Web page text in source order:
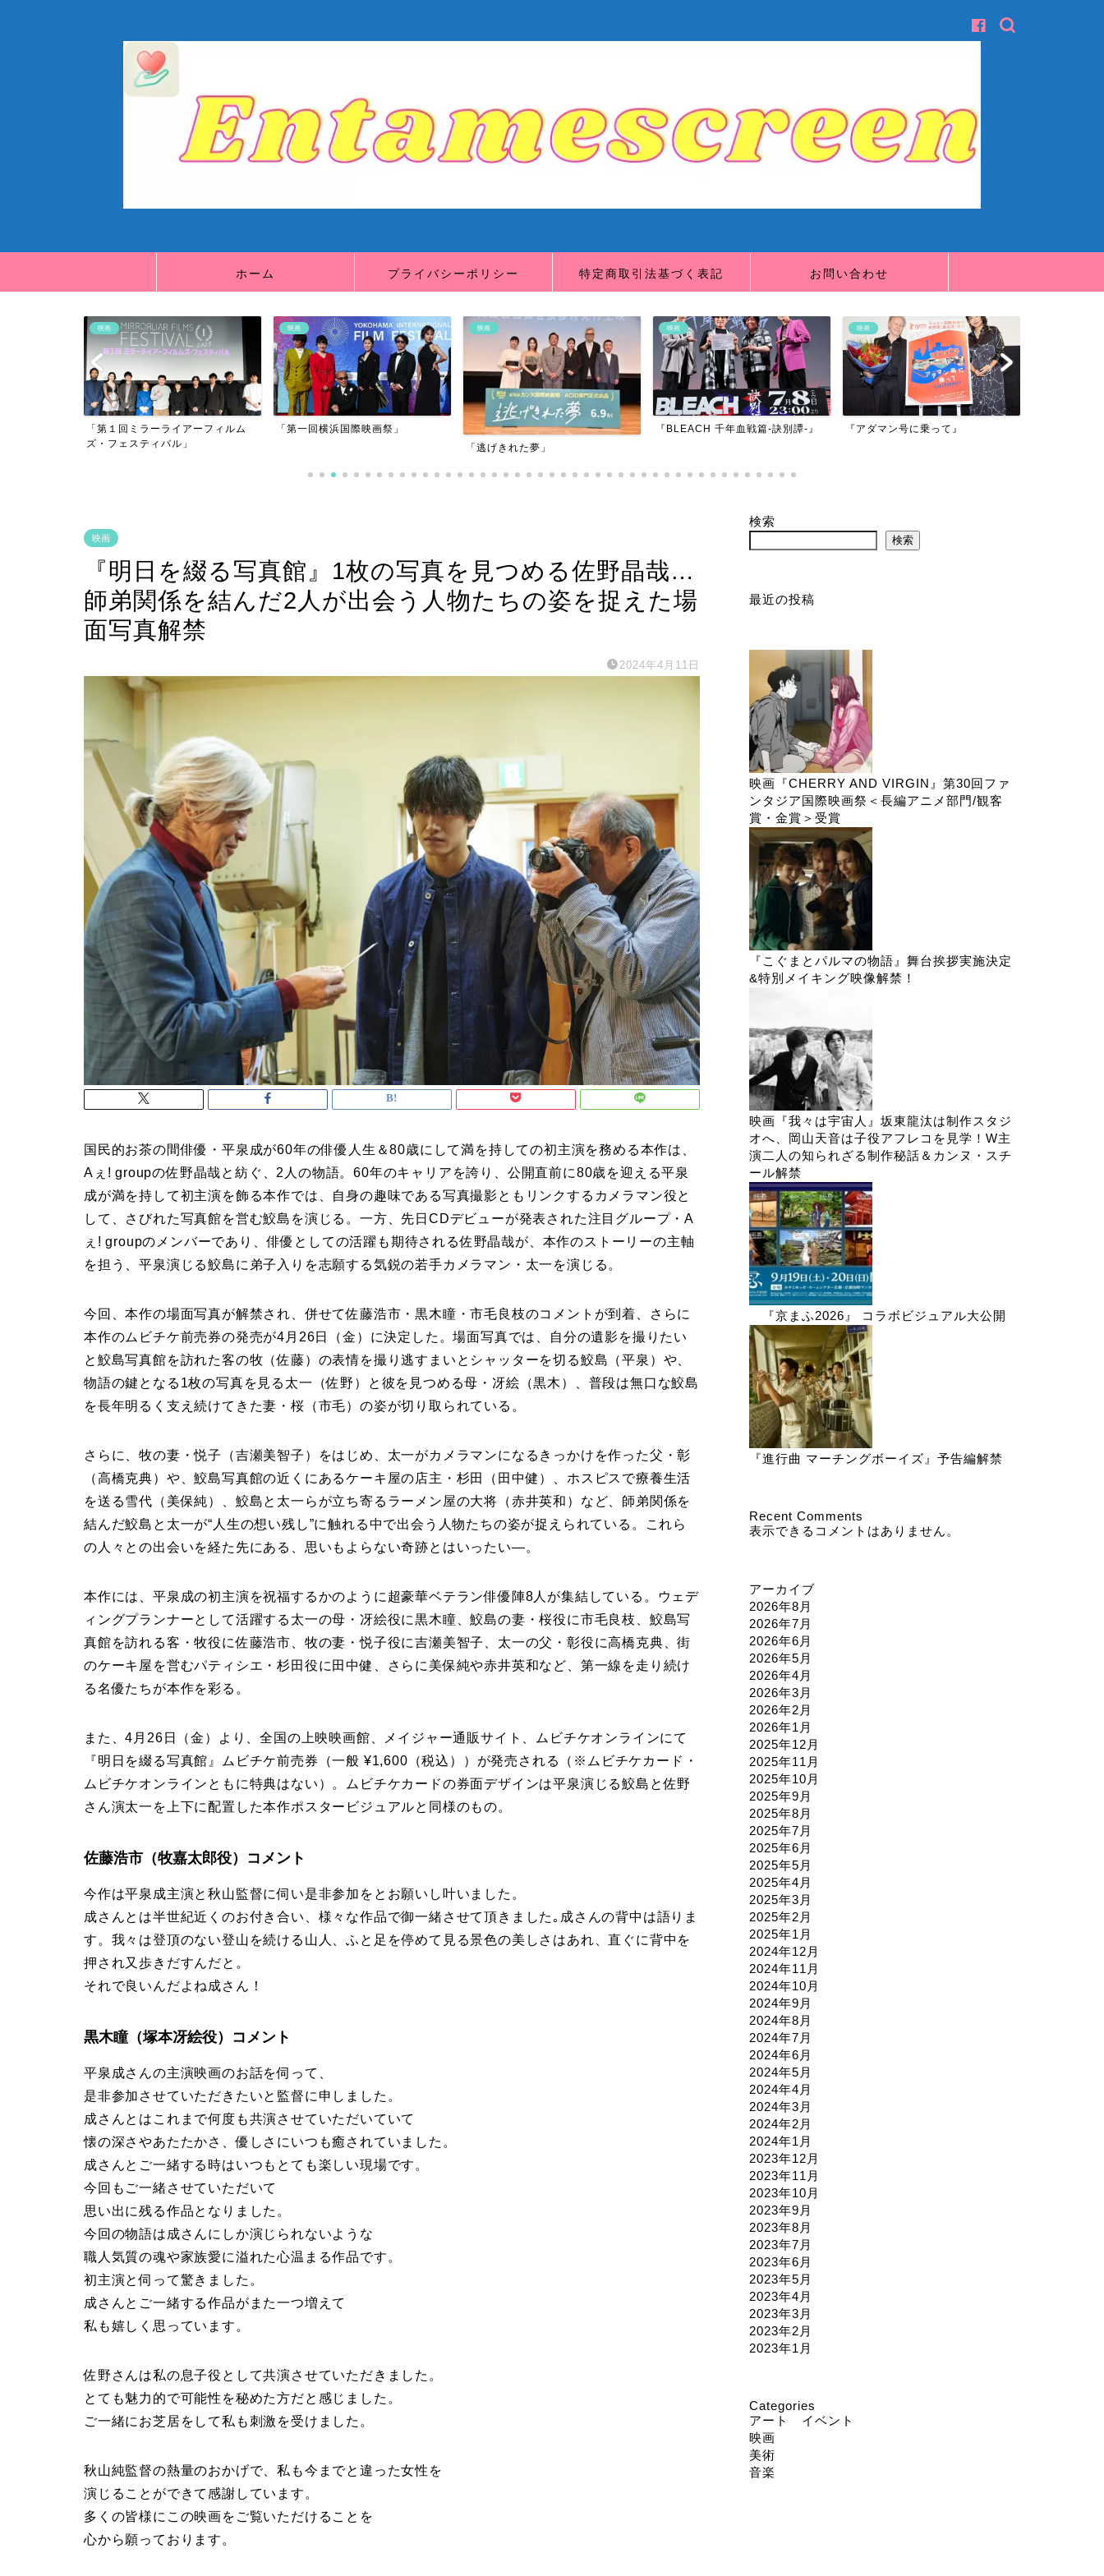
ホーム プライバシーポリシー 特定商取引法基づく表記 お問い合わせ
映画
「第一回横浜国際映画祭」
映画 映画
『BLEACH 千年血戦篇-訣別譚-』
映画
『アダマン号に乗って』
映画
『バイオハザード：デスアイラン
映画
『明日を綴る写真館』1枚の写真を見つめる佐野晶哉…
師弟関係を結んだ2人が出会う人物たちの姿を捉えた場
面写真解禁
2024年4月11日
国民的お茶の間俳優・平泉成が60年の俳優人生＆80歳にして満を持しての初主演を務める本作は、
Aぇ! groupの佐野晶哉と紡ぐ、2人の物語。60年のキャリアを誇り、公開直前に80歳を迎える平泉
成が満を持して初主演を飾る本作では、自身の趣味である写真撮影ともリンクするカメラマン役と
して、さびれた写真館を営む鮫島を演じる。一方、先日CDデビューが発表された注目グループ・A
ぇ! groupのメンバーであり、俳優としての活躍も期待される佐野晶哉が、本作のストーリーの主軸
を担う、平泉演じる鮫島に弟子入りを志願する気鋭の若手カメラマン・太一を演じる。
今回、本作の場面写真が解禁され、併せて佐藤浩市・黒木瞳・市毛良枝のコメントが到着、さらに
本作のムビチケ前売券の発売が4月26日（金）に決定した。場面写真では、自分の遺影を撮りたい
と鮫島写真館を訪れた客の牧（佐藤）の表情を撮り逃すまいとシャッターを切る鮫島（平泉）や、
物語の鍵となる1枚の写真を見る太一（佐野）と彼を見つめる母・冴絵（黒木）、普段は無口な鮫島
を長年明るく支え続けてきた妻・桜（市毛）の姿が切り取られている。
さらに、牧の妻・悦子（吉瀬美智子）をはじめ、太一がカメラマンになるきっかけを作った父・彰
（高橋克典）や、鮫島写真館の近くにあるケーキ屋の店主・杉田（田中健）、ホスピスで療養生活
を送る雪代（美保純）、鮫島と太一らが立ち寄るラーメン屋の大将（赤井英和）など、師弟関係を
結んだ鮫島と太一が“人生の想い残し”に触れる中で出会う人物たちの姿が捉えられている。これら
の人々との出会いを経た先にある、思いもよらない奇跡とはいったい―。
本作には、平泉成の初主演を祝福するかのように超豪華ベテラン俳優陣8人が集結している。ウェデ
ィングプランナーとして活躍する太一の母・冴絵役に黒木瞳、鮫島の妻・桜役に市毛良枝、鮫島写
真館を訪れる客・牧役に佐藤浩市、牧の妻・悦子役に吉瀬美智子、太一の父・彰役に高橋克典、街
のケーキ屋を営むパティシエ・杉田役に田中健、さらに美保純や赤井英和など、第一線を走り続け
る名優たちが本作を彩る。
また、4月26日（金）より、全国の上映映画館、メイジャー通販サイト、ムビチケオンラインにて
『明日を綴る写真館』ムビチケ前売券（一般 ¥1,600（税込））が発売される（※ムビチケカード・
ムビチケオンラインともに特典はない）。ムビチケカードの券面デザインは平泉演じる鮫島と佐野
さん演太一を上下に配置した本作ポスタービジュアルと同様のもの。
佐藤浩市（牧嘉太郎役）コメント
今作は平泉成主演と秋山監督に伺い是非参加をとお願いし叶いました。
成さんとは半世紀近くのお付き合い、様々な作品で御一緒させて頂きました｡成さんの背中は語りま
す。我々は登頂のない登山を続ける山人、ふと足を停めて見る景色の美しさはあれ、直ぐに背中を
押され又歩きだすんだと。
それで良いんだよね成さん！
黒木瞳（塚本冴絵役）コメント
平泉成さんの主演映画のお話を伺って、
是非参加させていただきたいと監督に申しました。
成さんとはこれまで何度も共演させていただいていて
懐の深さやあたたかさ、優しさにいつも癒されていました。
成さんとご一緒する時はいつもとても楽しい現場です。
今回もご一緒させていただいて
思い出に残る作品となりました。
今回の物語は成さんにしか演じられないような
職人気質の魂や家族愛に溢れた心温まる作品です。
初主演と伺って驚きました。
成さんとご一緒する作品がまた一つ増えて
私も嬉しく思っています。
佐野さんは私の息子役として共演させていただきました。
とても魅力的で可能性を秘めた方だと感じました。
ご一緒にお芝居をして私も刺激を受けました。
秋山純監督の熱量のおかげで、私も今までと違った女性を
演じることができて感謝しています。
多くの皆様にこの映画をご覧いただけることを
心から願っております。
検索
検索
最近の投稿
映画『CHERRY AND VIRGIN』第30回ファ
ンタジア国際映画祭＜長編アニメ部門/観客
賞・金賞＞受賞
『こぐまとパルマの物語』舞台挨拶実施決定
&特別メイキング映像解禁！
映画『我々は宇宙人』坂東龍汰は制作スタジ
オへ、岡山天音は子役アフレコを見学！W主
演二人の知られざる制作秘話＆カンヌ・スチ
ール解禁
『京まふ2026』 コラボビジュアル大公開
『進行曲 マーチングボーイズ』予告編解禁
Recent Comments
表示できるコメントはありません。
アーカイブ
2026年8月
2026年7月
2026年6月
2026年5月
2026年4月
2026年3月
2026年2月
2026年1月
2025年12月
2025年11月
2025年10月
2025年9月
2025年8月
2025年7月
2025年6月
2025年5月
2025年4月
2025年3月
2025年2月
2025年1月
2024年12月
2024年11月
2024年10月
2024年9月
2024年8月
2024年7月
2024年6月
2024年5月
2024年4月
2024年3月
2024年2月
2024年1月
2023年12月
2023年11月
2023年10月
2023年9月
2023年8月
2023年7月
2023年6月
2023年5月
2023年4月
2023年3月
2023年2月
2023年1月
Categories
アート イベント
映画
美術
音楽